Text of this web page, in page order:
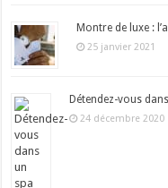
Montre de luxe :
25 janvier 2021
Détendez-vous
24 décembre 2020